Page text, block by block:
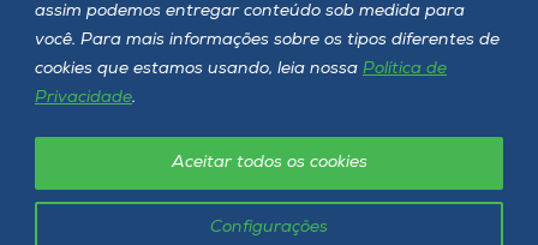
assim podemos entregar conteúdo sob medida para
você. Para mais informações sobre os tipos diferentes de
cookies que estamos usando, leia nossa Política de
Privacidade.
Configurações
Aceitar todos os cookies
Unoesc © 2026 - Todos os direitos reservados
Política de privacidade LGPD